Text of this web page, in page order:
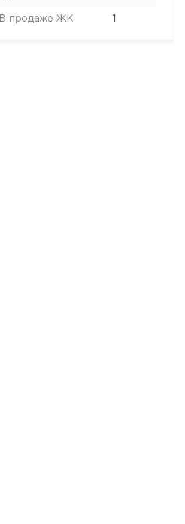
В продаже ЖК